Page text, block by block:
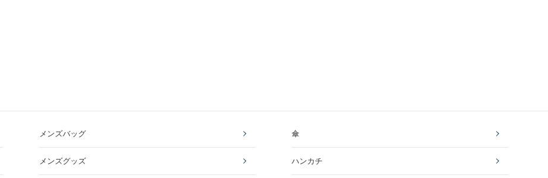
メンズバッグ
メンズグッズ
傘
ハンカチ